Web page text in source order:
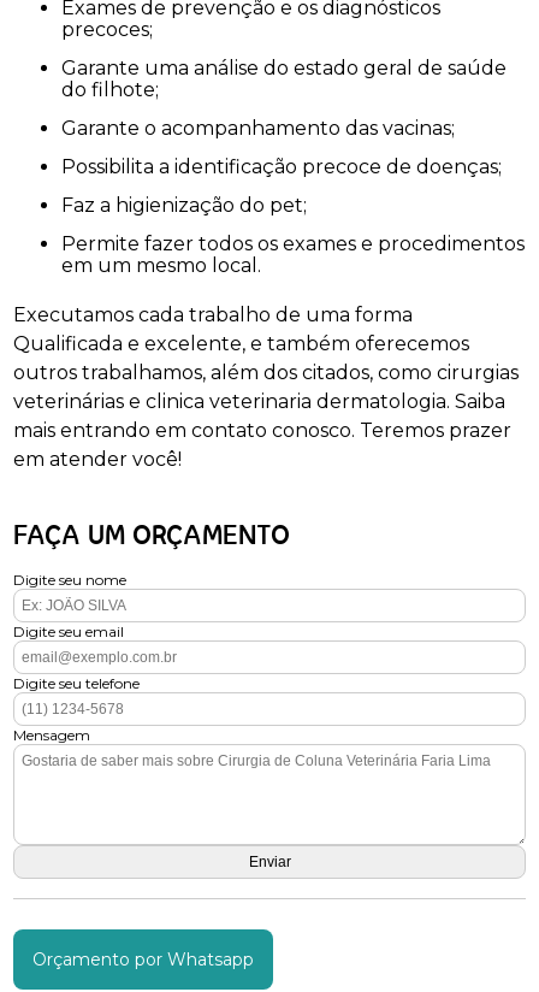
Exames de prevenção e os diagnósticos
precoces;
Garante uma análise do estado geral de saúde
do filhote;
Garante o acompanhamento das vacinas;
Possibilita a identificação precoce de doenças;
Faz a higienização do pet;
Permite fazer todos os exames e procedimentos
em um mesmo local.
Executamos cada trabalho de uma forma
Qualificada e excelente, e também oferecemos
outros trabalhamos, além dos citados, como cirurgias
veterinárias e clinica veterinaria dermatologia. Saiba
mais entrando em contato conosco. Teremos prazer
em atender você!
FAÇA UM ORÇAMENTO
Digite seu nome
Digite seu email
Digite seu telefone
Mensagem
Orçamento por Whatsapp